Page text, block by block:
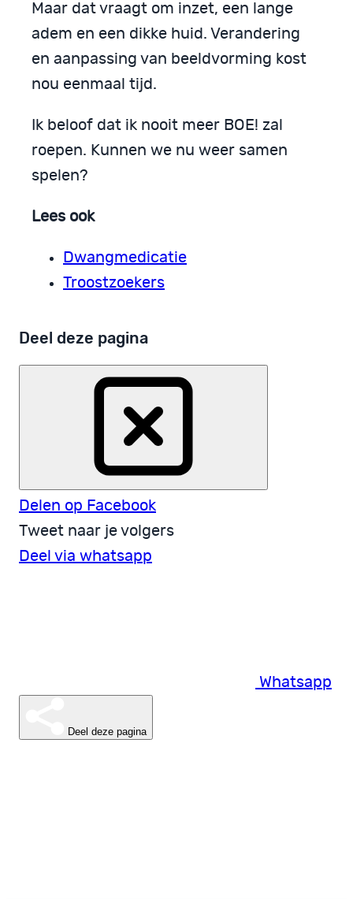
Maar dat vraagt om inzet, een lange
adem en een dikke huid. Verandering
en aanpassing van beeldvorming kost
nou eenmaal tijd.
Ik beloof dat ik nooit meer BOE! zal
roepen. Kunnen we nu weer samen
spelen?
Lees ook
Dwangmedicatie
Troostzoekers
Deel deze pagina
Delen op Facebook
Tweet naar je volgers
Deel via whatsapp
Whatsapp
Deel deze pagina